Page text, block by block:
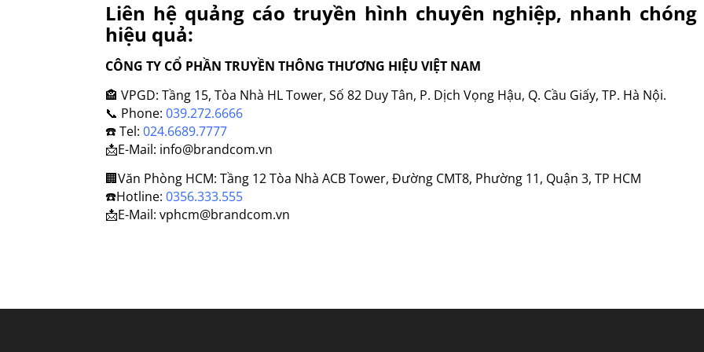
Liên hệ quảng cáo truyền hình chuyên nghiệp, nhanh chóng
hiệu quả:
CÔNG TY CỔ PHẦN TRUYỀN THÔNG THƯƠNG HIỆU VIỆT NAM
🏤 VPGD: Tầng 15, Tòa Nhà HL Tower, Số 82 Duy Tân, P. Dịch Vọng Hậu, Q. Cầu Giấy, TP. Hà Nội.
📞 Phone: 039.272.6666
☎️Tel:024.6689.7777
📩E-Mail: info@brandcom.vn
🏢Văn Phòng HCM: Tầng 12 Tòa Nhà ACB Tower, Đường CMT8, Phường 11, Quận 3, TP HCM
☎️Hotline:0356.333.555
📩E-Mail: vphcm@brandcom.vn